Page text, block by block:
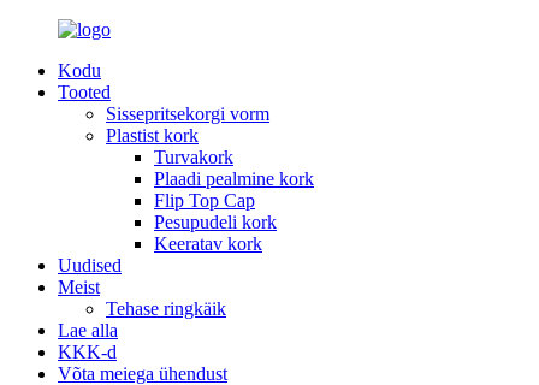
Kodu
Tooted
Sissepritsekorgi vorm
Plastist kork
Turvakork
Plaadi pealmine kork
Flip Top Cap
Pesupudeli kork
Keeratav kork
Uudised
Meist
Tehase ringkäik
Lae alla
KKK-d
Võta meiega ühendust